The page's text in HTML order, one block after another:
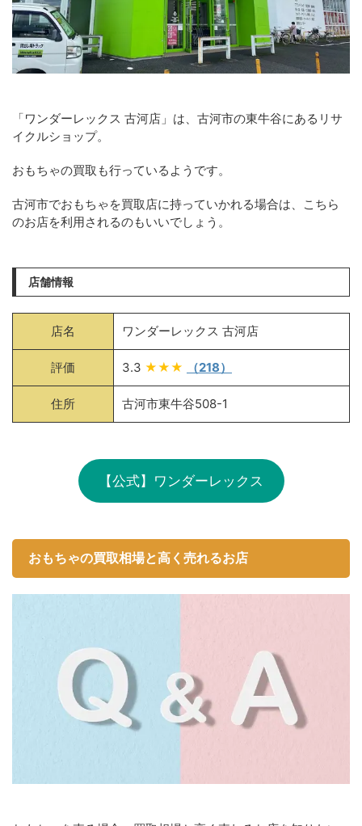
「ワンダーレックス 古河店」は、古河市の東牛谷にあるリサ
イクルショップ。
おもちゃの買取も行っているようです。
古河市でおもちゃを買取店に持っていかれる場合は、こちら
のお店を利用されるのもいいでしょう。
店舗情報
店名 ワンダーレックス 古河店
評価 3.3 ★★★ （218）
住所 古河市東牛谷508-1
【公式】ワンダーレックス
おもちゃの買取相場と高く売れるお店